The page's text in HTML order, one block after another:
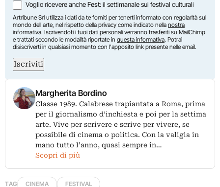
Voglio ricevere ancheFest: il settimanale sui festival culturali
Artribune Srl utilizza i dati da te forniti per tenerti informato con regolarità sul
mondo dell'arte, nel rispetto della privacy come indicato nella nostra
informativa. Iscrivendoti i tuoi dati personali verranno trasferiti su MailChimp
e trattati secondo le modalità riportate in questa informativa. Potrai
disiscriverti in qualsiasi momento con l'apposito link presente nelle email.
Iscriviti
Margherita Bordino
Classe 1989. Calabrese trapiantata a Roma, prima
per il giornalismo d’inchiesta e poi per la settima
arte. Vive per scrivere e scrive per vivere, se
possibile di cinema o politica. Con la valigia in
mano tutto l’anno, quasi sempre in…
Scopri di più
TAG CINEMA FESTIVAL